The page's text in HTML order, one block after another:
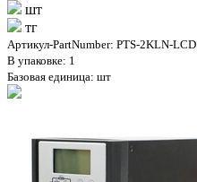
шт
тг
Артикул-PartNumber: PTS-2KLN-LCD
В упаковке: 1
Базовая единица: шт